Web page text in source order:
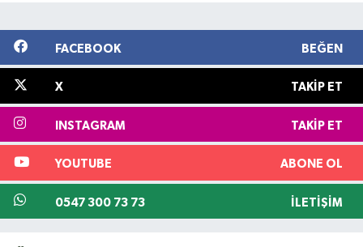
FACEBOOK BEĞEN
X TAKIP ET
INSTAGRAM TAKIP ET
YOUTUBE ABONE OL
0547 300 73 73 İLETIŞIM